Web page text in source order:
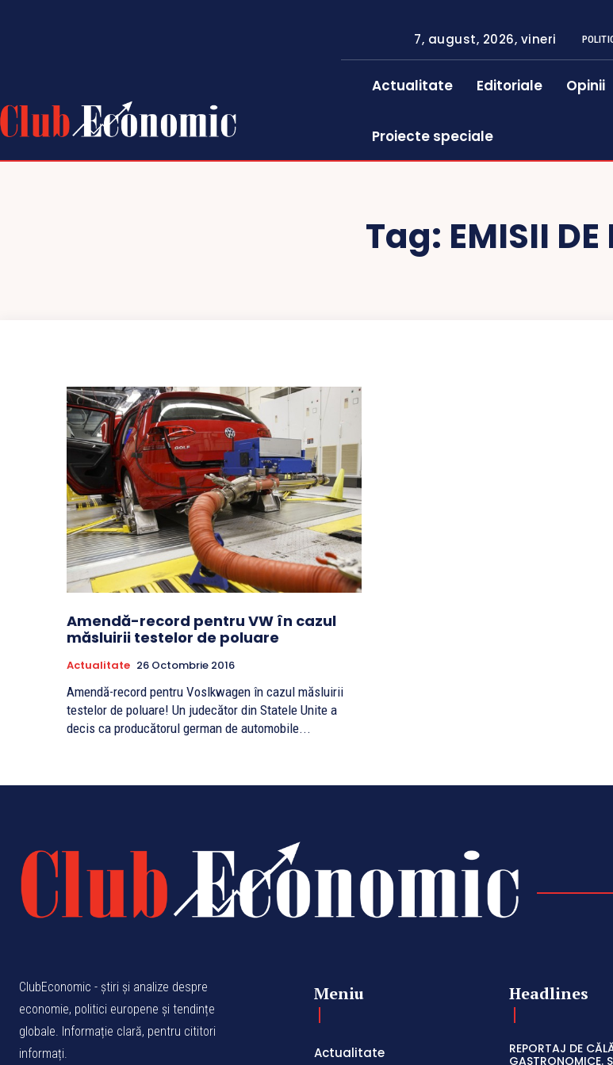
7, august, 2026, vineri
Actualitate Editoriale Opinii
Proiecte speciale
Tag: EMISII DE
Amendă-record pentru VW în cazul
măsluirii testelor de poluare
Actualitate 26 Octombrie 2016
Amendă-record pentru Voslkwagen în cazul măsluirii
testelor de poluare! Un judecător din Statele Unite a
decis ca producătorul german de automobile...
ClubEconomic - știri și analize despre
economie, politici europene și tendințe
globale. Informație clară, pentru cititori
informați.
Meniu
Actualitate
Headlines
REPORTAJ DE